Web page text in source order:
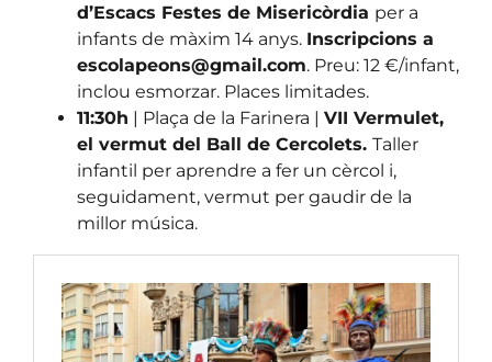
d’Escacs Festes de Misericòrdia per a
infants de màxim 14 anys. Inscripcions a
escolapeons@gmail.com. Preu: 12 €/infant,
inclou esmorzar. Places limitades.
11:30h | Plaça de la Farinera | VII Vermulet,
el vermut del Ball de Cercolets. Taller
infantil per aprendre a fer un cèrcol i,
seguidament, vermut per gaudir de la
millor música.